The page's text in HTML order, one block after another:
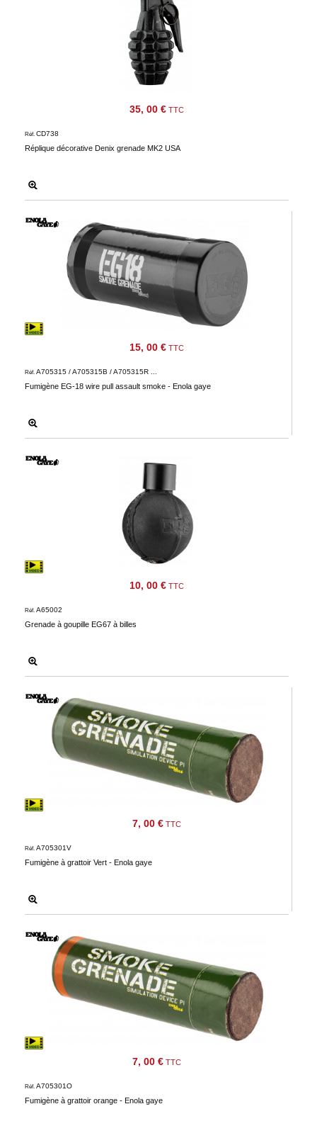
35, 00 € TTC
Réplique décorative Denix grenade MK2 USA
Réf. CD738
15, 00 € TTC
Fumigène EG-18 wire pull assault smoke - Enola gaye
Réf. A705315 / A705315B / A705315R ...
10, 00 € TTC
Grenade à goupille EG67 à billes
Réf. A65002
7, 00 € TTC
Fumigène à grattoir Vert - Enola gaye
Réf. A705301V
7, 00 € TTC
Fumigène à grattoir orange - Enola gaye
Réf. A705301O